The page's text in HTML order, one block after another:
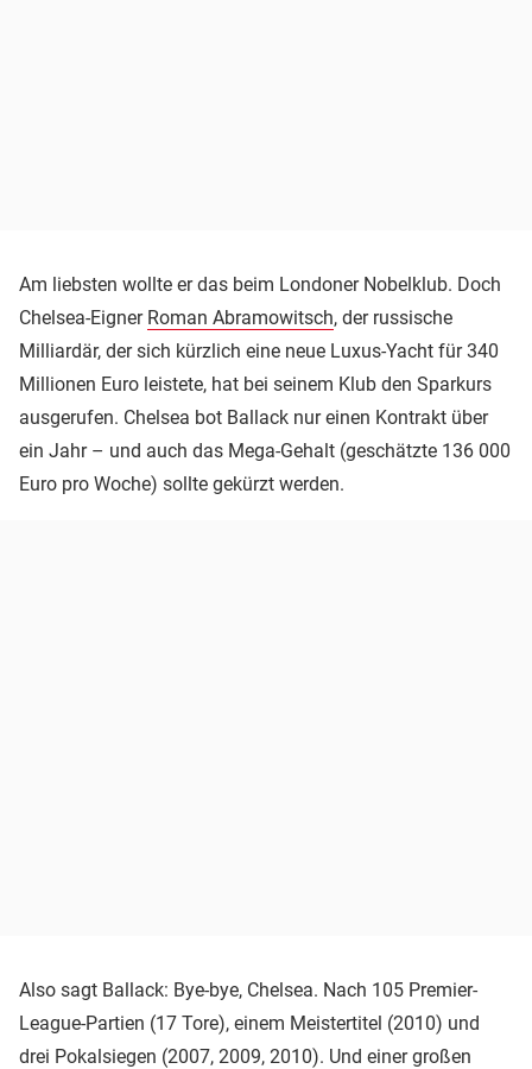
Am liebsten wollte er das beim Londoner Nobelklub. Doch
Chelsea-Eigner Roman Abramowitsch, der russische
Milliardär, der sich kürzlich eine neue Luxus-Yacht für 340
Millionen Euro leistete, hat bei seinem Klub den Sparkurs
ausgerufen. Chelsea bot Ballack nur einen Kontrakt über
ein Jahr – und auch das Mega-Gehalt (geschätzte 136 000
Euro pro Woche) sollte gekürzt werden.
Also sagt Ballack: Bye-bye, Chelsea. Nach 105 Premier-
League-Partien (17 Tore), einem Meistertitel (2010) und
drei Pokalsiegen (2007, 2009, 2010). Und einer großen